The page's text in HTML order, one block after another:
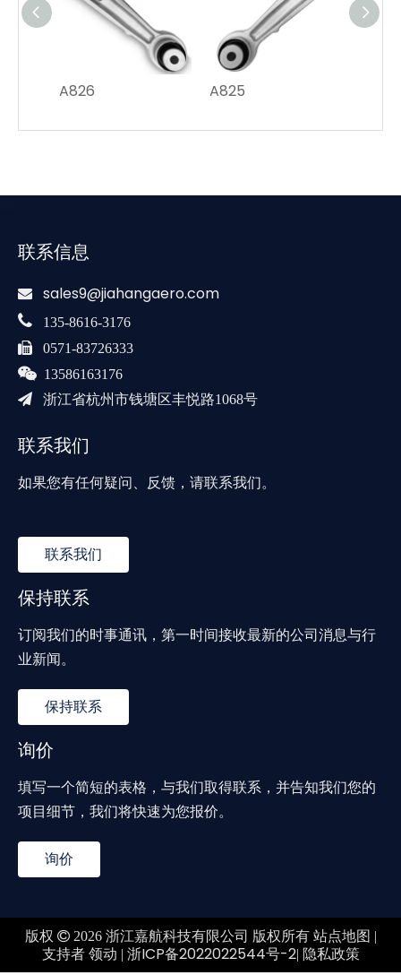
A826 A825
联系信息
 sales9@jiahangaero.com
 135-8616-3176
 0571-83726333
 13586163176
 浙江省杭州市钱塘区丰悦路1068号
联系我们
如果您有任何疑问、反馈，请联系我们。
联系我们
保持联系
订阅我们的时事通讯，第一时间接收最新的公司消息与行
业新闻。
保持联系
询价
填写一个简短的表格，与我们取得联系，并告知我们您的
项目细节，我们将快速为您报价。
询价
版权  2026浙江嘉航科技有限公司 版权所有 站点地图 |
支持者 领动 | 浙ICP备2022022544号-2| 隐私政策